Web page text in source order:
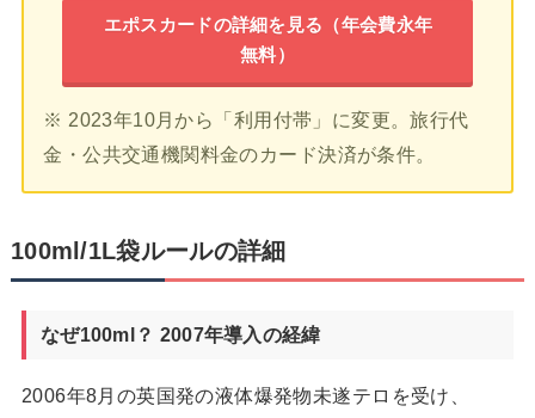
エポスカードの詳細を見る（年会費永年
無料）
※ 2023年10月から「利用付帯」に変更。旅行代
金・公共交通機関料金のカード決済が条件。
100ml/1L袋ルールの詳細
なぜ100ml？ 2007年導入の経緯
2006年8月の英国発の液体爆発物未遂テロを受け、